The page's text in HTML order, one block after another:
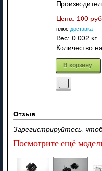
Цена: 100 руб
плюс доставка
Вес: 0.002 кг.
Количество
В корзину
Отзыв
Зарегистрируйтесь,
Посмотрите ещё